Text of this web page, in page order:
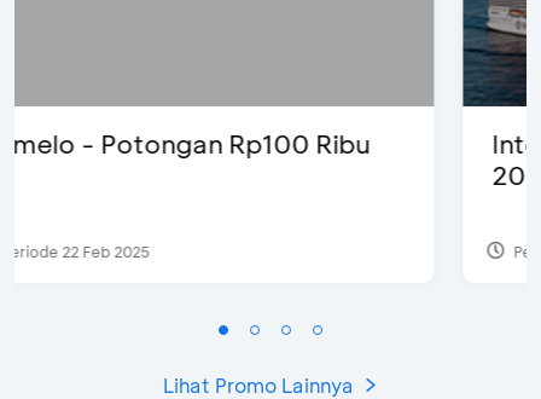
International Cruise Holiday Fair
Periode 28 Jul 2024
Lihat Promo Lainnya